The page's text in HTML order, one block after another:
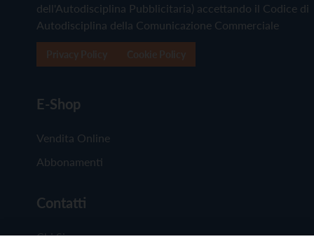
dell'Autodisciplina Pubblicitaria) accettando il Codice di
Autodisciplina della Comunicazione Commerciale
E-Shop
Vendita Online
Abbonamenti
Contatti
Chi Siamo